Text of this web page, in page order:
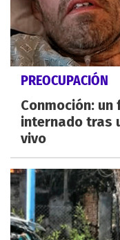
PREOCUPACIÓN
Conmoción:
internado tras
vivo